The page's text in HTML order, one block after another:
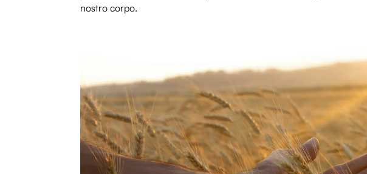
nostro corpo.